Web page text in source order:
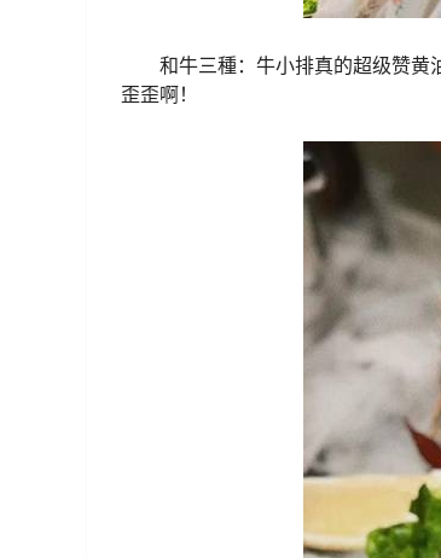
和牛三種：牛小排真的超级赞黄
歪歪啊！